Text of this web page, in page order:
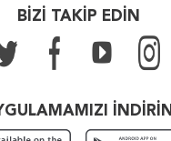
BİZİ TAKİP EDİN
İNDİRİN